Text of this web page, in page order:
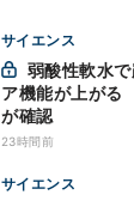
サイエンス
ア機能が上が
が確認
23時間前
サイエンス